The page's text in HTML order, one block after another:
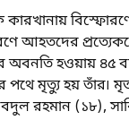
কারখানায়
আহতদের
অবনতি হওয়ায়
পথে মৃত্যু হয় তাঁর৷
রহমান (১৮),